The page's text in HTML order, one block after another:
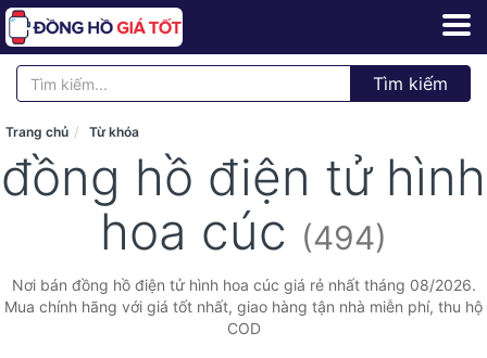
Tìm kiếm
Trang chủ Từ khóa
đồng hồ điện tử hình
hoa cúc (494)
Nơi bán đồng hồ điện tử hình hoa cúc giá rẻ nhất tháng 08/2026.
Mua chính hãng với giá tốt nhất, giao hàng tận nhà miễn phí, thu hộ
COD